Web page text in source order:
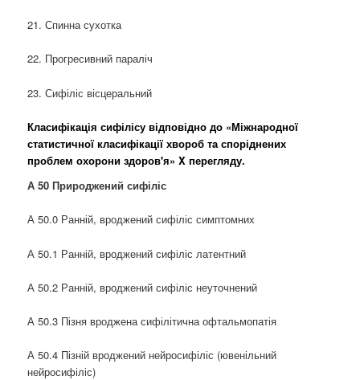
21. Спинна сухотка
22. Прогресивний параліч
23. Сифіліс вісцеральний
Класифікація сифілісу відповідно до «Міжнародної
статистичної класифікації хвороб та споріднених
проблем охорони здоров'я» X перегляду.
А 50 Природжений сифіліс
А 50.0 Ранній, вроджений сифіліс симптомних
А 50.1 Ранній, вроджений сифіліс латентний
А 50.2 Ранній, вроджений сифіліс неуточнений
А 50.3 Пізня вроджена сифілітична офтальмопатія
А 50.4 Пізній вроджений нейросифіліс (ювенільний
нейросифіліс)